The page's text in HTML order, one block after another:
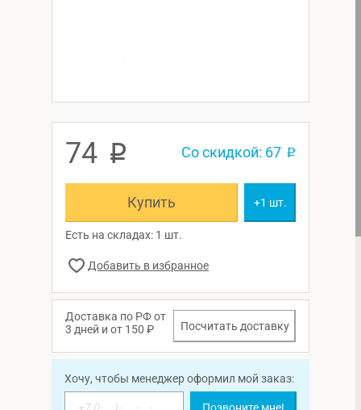
74 p Со скидкой: 67 p
Купить +1 шт.
Есть на складах: 1 шт.
Доставка по РФ от
3 дней и от 150 ₽
Посчитать доставку
Хочу, чтобы менеджер оформил мой заказ:
Позвоните мне!